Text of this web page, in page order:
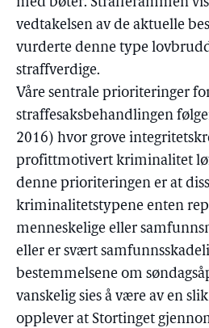
vedtakelsen av de aktuelle
vurderte denne type
straffverdige.
Våre sentrale prioriteringer
straffesaksbehandlingen
2016) hvor grove
profittmotivert kriminalitet
denne prioriteringen er at
kriminalitetstypene enten
menneskelige eller
eller er svært
bestemmelsene om
vanskelig sies å være av en
opplever at Stortinget